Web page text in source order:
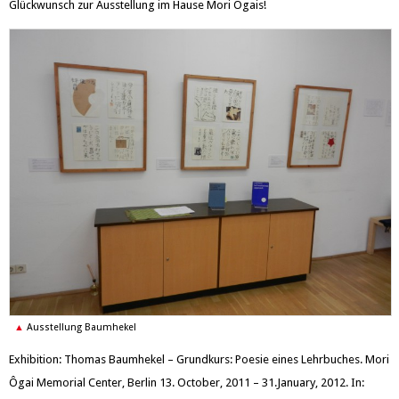
Glückwunsch zur Ausstellung im Hause Mori Ôgais!
Ausstellung Baumhekel
Exhibition: Thomas Baumhekel – Grundkurs: Poesie eines Lehrbuches. Mori
Ôgai Memorial Center, Berlin 13. October, 2011 – 31.January, 2012. In: